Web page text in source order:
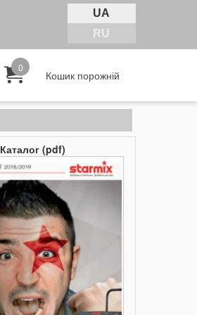
UA
RU
0 Кошик порожній
Каталог (pdf)